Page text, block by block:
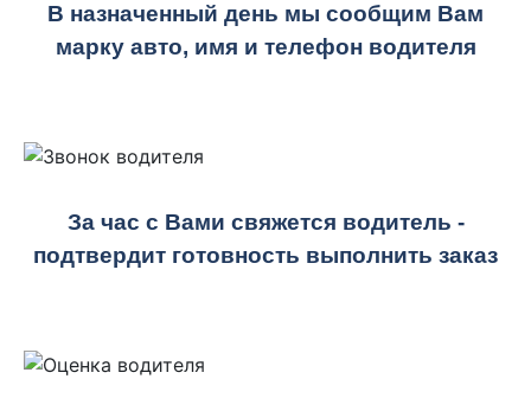
В назначенный день мы сообщим Вам
марку авто, имя и телефон водителя
За час с Вами свяжется водитель -
подтвердит готовность выполнить заказ